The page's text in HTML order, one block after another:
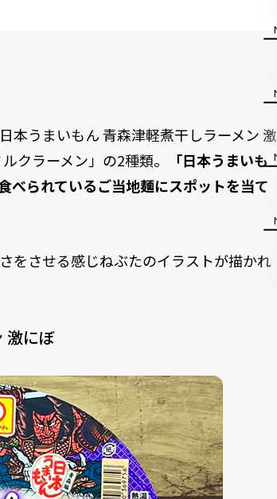
本うまいもん 青森津軽煮干しラーメン 激
クラーメン」の2種類。
「日本うまいも
べられているご当地麺にスポットを当て
をさせる感じねぶたのイラストが描かれ
激にぼ